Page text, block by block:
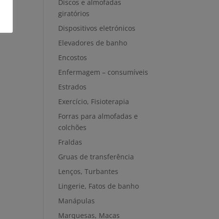
Discos e almofadas
giratórios
Dispositivos eletrónicos
Elevadores de banho
Encostos
Enfermagem – consumíveis
Estrados
Exercício, Fisioterapia
Forras para almofadas e
colchões
Fraldas
Gruas de transferência
Lenços, Turbantes
Lingerie, Fatos de banho
Manápulas
Marquesas, Macas